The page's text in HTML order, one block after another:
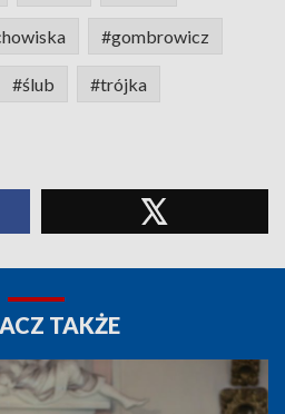
#gombrowicz
#ślub #trójka
TAKŻE